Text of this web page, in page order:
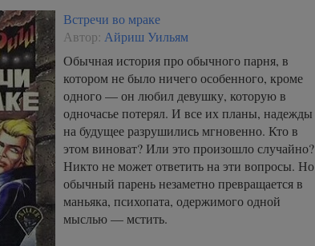
Встречи во мраке
Автор: Айриш Уильям
Обычная история про обычного парня, в
котором не было ничего особенного, кроме
одного — он любил девушку, которую в
одночасье потерял. И все их планы, надежды
на будущее разрушились мгновенно. Кто в
этом виноват? Или это произошло случайно?
Никто не может ответить на эти вопросы. Но
обычный парень незаметно превращается в
маньяка, психопата, одержимого одной
мыслью — мстить.